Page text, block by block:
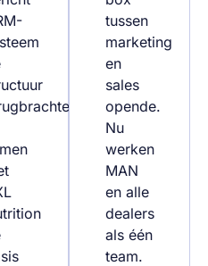
tussen
marketing
en
sales
opende.
Nu
werken
MAN
en alle
dealers
als één
team.